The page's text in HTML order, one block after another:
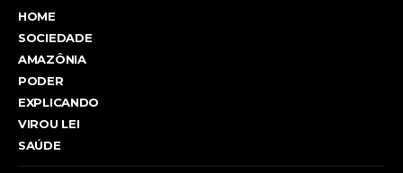
HOME
SOCIEDADE
AMAZÔNIA
PODER
EXPLICANDO
VIROU LEI
SAÚDE